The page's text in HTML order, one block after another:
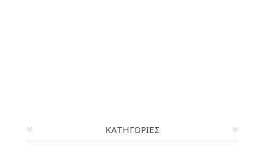
ΚΑΤΗΓΟΡΊΕΣ